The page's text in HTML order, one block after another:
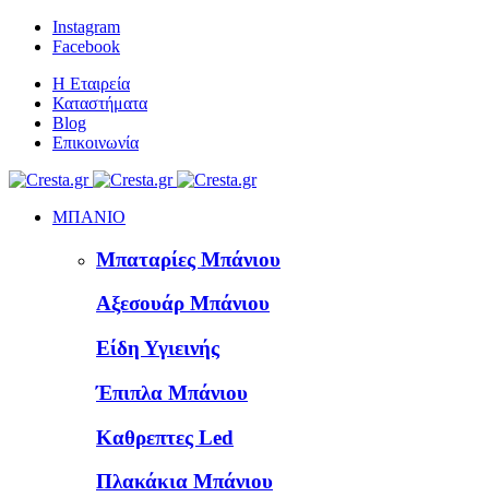
Instagram
Facebook
Η Εταιρεία
Καταστήματα
Blog
Επικοινωνία
ΜΠΑΝΙΟ
Μπαταρίες Μπάνιου
Αξεσουάρ Μπάνιου
Είδη Υγιεινής
Έπιπλα Μπάνιου
Καθρεπτες Led
Πλακάκια Μπάνιου